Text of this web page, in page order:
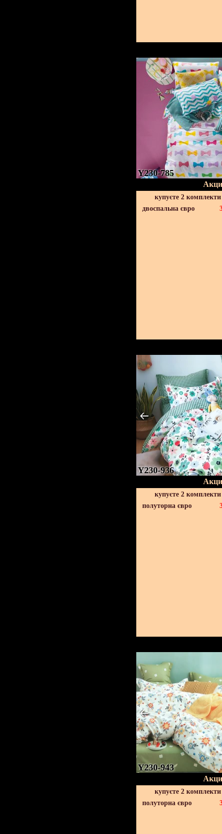
Y230-785
купуєте 2
двоспальна євро
Y230-936
купуєте 2
полуторна євро
Y230-943
купуєте 2
полуторна євро